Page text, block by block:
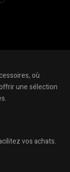
où
une sélection
vos achats.